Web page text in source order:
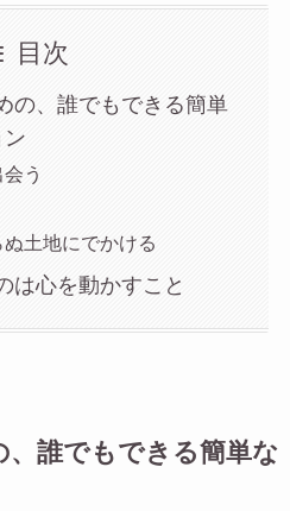
目次
の、誰でもできる簡単
う
土地にでかける
は心を動かすこと
誰でもできる簡単な